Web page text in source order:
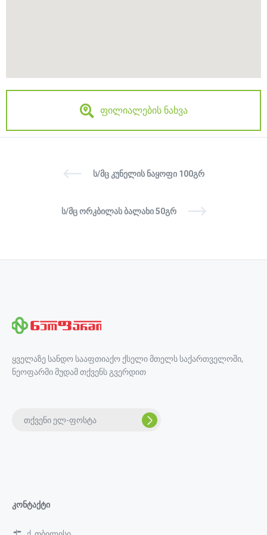
ფილიალების ნახვა
Ს/ᲛᲪ ᲙᲣᲜᲔᲚᲘᲡ ᲜᲐᲧᲝᲤᲘ 100ᲒᲠ
Ს/ᲛᲪ ᲝᲠᲙᲑᲘᲚᲐᲡ ᲑᲐᲚᲐᲮᲘ 50ᲒᲠ
ყველაზე სანდო სააფთიაქო ქსელი მთელს საქართველოში,
ნეოფარმი მუდამ თქვენს გვერდით
კონტაქტი